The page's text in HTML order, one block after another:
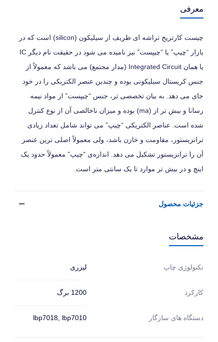
معرفی
چیست کارتریج تراشه ای ظریف از سیلیکون (silicon) است که در
بازار “چیپ” یا “چیپست” نیز نامیده می‌ شود در حقیقت نام دیگر IC
یا همان Integrated Circuit (مدار مجتمع) می‌ باشد که معمولاً از
جنس کریستال سیلیکونی بوده و چندین عنصر الکتریکی را در خود
جای می‌ دهد. به بیان تخصصی‌ تر، جنس “چیپست” از مواد نیمه‌
رسانا و بیش‌ تر از (ma) بوده و میزان ناخالصی آن از نوع کنترل
شده است. عناصر الکتریکی “چیپ” می‌ تواند شامل تعداد زیادی
ترانزیستور، مقاومت و خازن باشد، ولی معمولاً اصلی‌ ترین عنصر
آن را ترانزیستور تشکیل می‌ دهد. اندازه‌ی “چیپ” معمولاً حدود یک
اینچ و در بیش‌ تر موارد تا یک سانتی‌ متر است.
جزئیات محصول
مشخصات
تکنولوژی چاپ لیزری
کارکرد 1200 برگ
دستگاه های سازگار lbp7018, lbp7010